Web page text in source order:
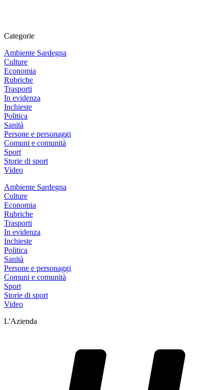
Categorie
Ambiente Sardegna
Culture
Economia
Rubriche
Trasporti
In evidenza
Inchieste
Politica
Sanità
Persone e personaggi
Comuni e comunità
Sport
Storie di sport
Video
Ambiente Sardegna
Culture
Economia
Rubriche
Trasporti
In evidenza
Inchieste
Politica
Sanità
Persone e personaggi
Comuni e comunità
Sport
Storie di sport
Video
L'Azienda